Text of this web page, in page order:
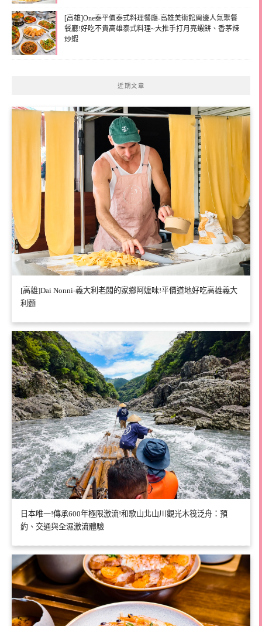
[高雄]One泰平價泰式料理餐廳-高雄美術館周邊人氣聚餐
餐廳!好吃不貴高雄泰式料理~大推手打月亮蝦餅、香茅辣
炒蝦
近期文章
[高雄]Dai Nonni-義大利老闆的家鄉阿嬤味!平價道地好吃高雄義大
利麵
日本唯一!傳承600年極限激流!和歌山北山川觀光木筏泛舟：預
約、交通與全濕激流體驗